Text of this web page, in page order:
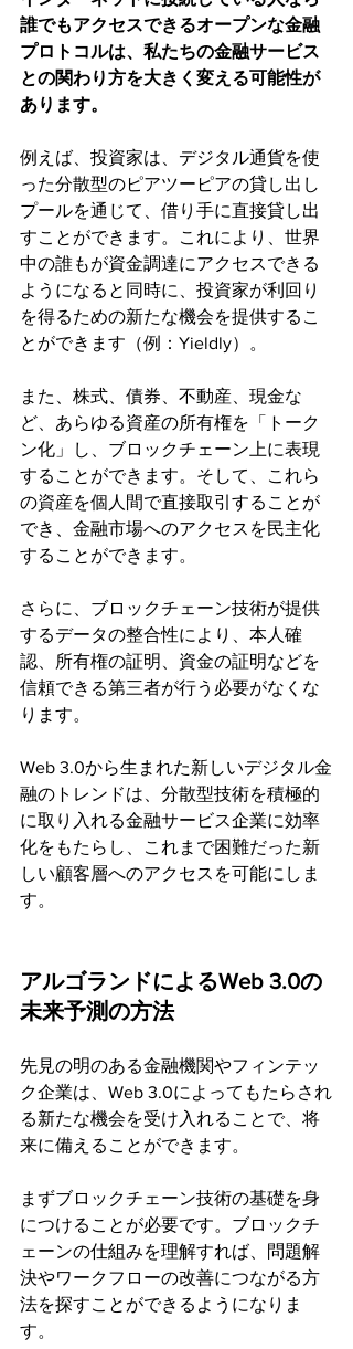
誰でもアクセスできるオープンな金融
プロトコルは、私たちの金融サービス
との関わり方を大きく変える可能性が
あります。
例えば、投資家は、デジタル通貨を使
った分散型のピアツーピアの貸し出し
プールを通じて、借り手に直接貸し出
すことができます。これにより、世界
中の誰もが資金調達にアクセスできる
ようになると同時に、投資家が利回り
を得るための新たな機会を提供するこ
とができます（例：Yieldly）。
また、株式、債券、不動産、現金な
ど、あらゆる資産の所有権を「トーク
ン化」し、ブロックチェーン上に表現
することができます。そして、これら
の資産を個人間で直接取引することが
でき、金融市場へのアクセスを民主化
することができます。
さらに、ブロックチェーン技術が提供
するデータの整合性により、本人確
認、所有権の証明、資金の証明などを
信頼できる第三者が行う必要がなくな
ります。
Web 3.0から生まれた新しいデジタル金
融のトレンドは、分散型技術を積極的
に取り入れる金融サービス企業に効率
化をもたらし、これまで困難だった新
しい顧客層へのアクセスを可能にしま
す。
アルゴランドによるWeb 3.0の
未来予測の方法
先見の明のある金融機関やフィンテッ
ク企業は、Web 3.0によってもたらされ
る新たな機会を受け入れることで、将
来に備えることができます。
まずブロックチェーン技術の基礎を身
につけることが必要です。ブロックチ
ェーンの仕組みを理解すれば、問題解
決やワークフローの改善につながる方
法を探すことができるようになりま
す。